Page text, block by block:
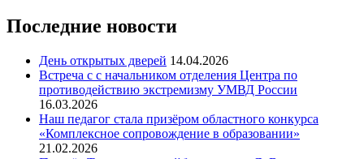
Последние новости
День открытых дверей 14.04.2026
Встреча с с начальником отделения Центра по
противодействию экстремизму УМВД России
16.03.2026
Наш педагог стала призёром областного конкурса
«Комплексное сопровождение в образовании»
21.02.2026